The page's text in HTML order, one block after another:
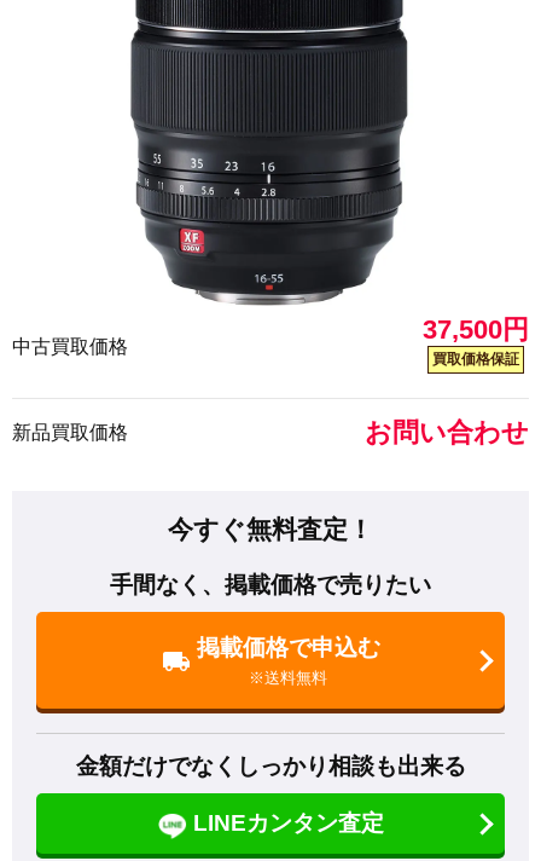
中古買取価格
37,500円
買取価格保証
新品買取価格 お問い合わせ
今すぐ無料査定！
手間なく、掲載価格で売りたい
掲載価格で申込む
※送料無料
金額だけでなくしっかり相談も出来る
LINEカンタン査定